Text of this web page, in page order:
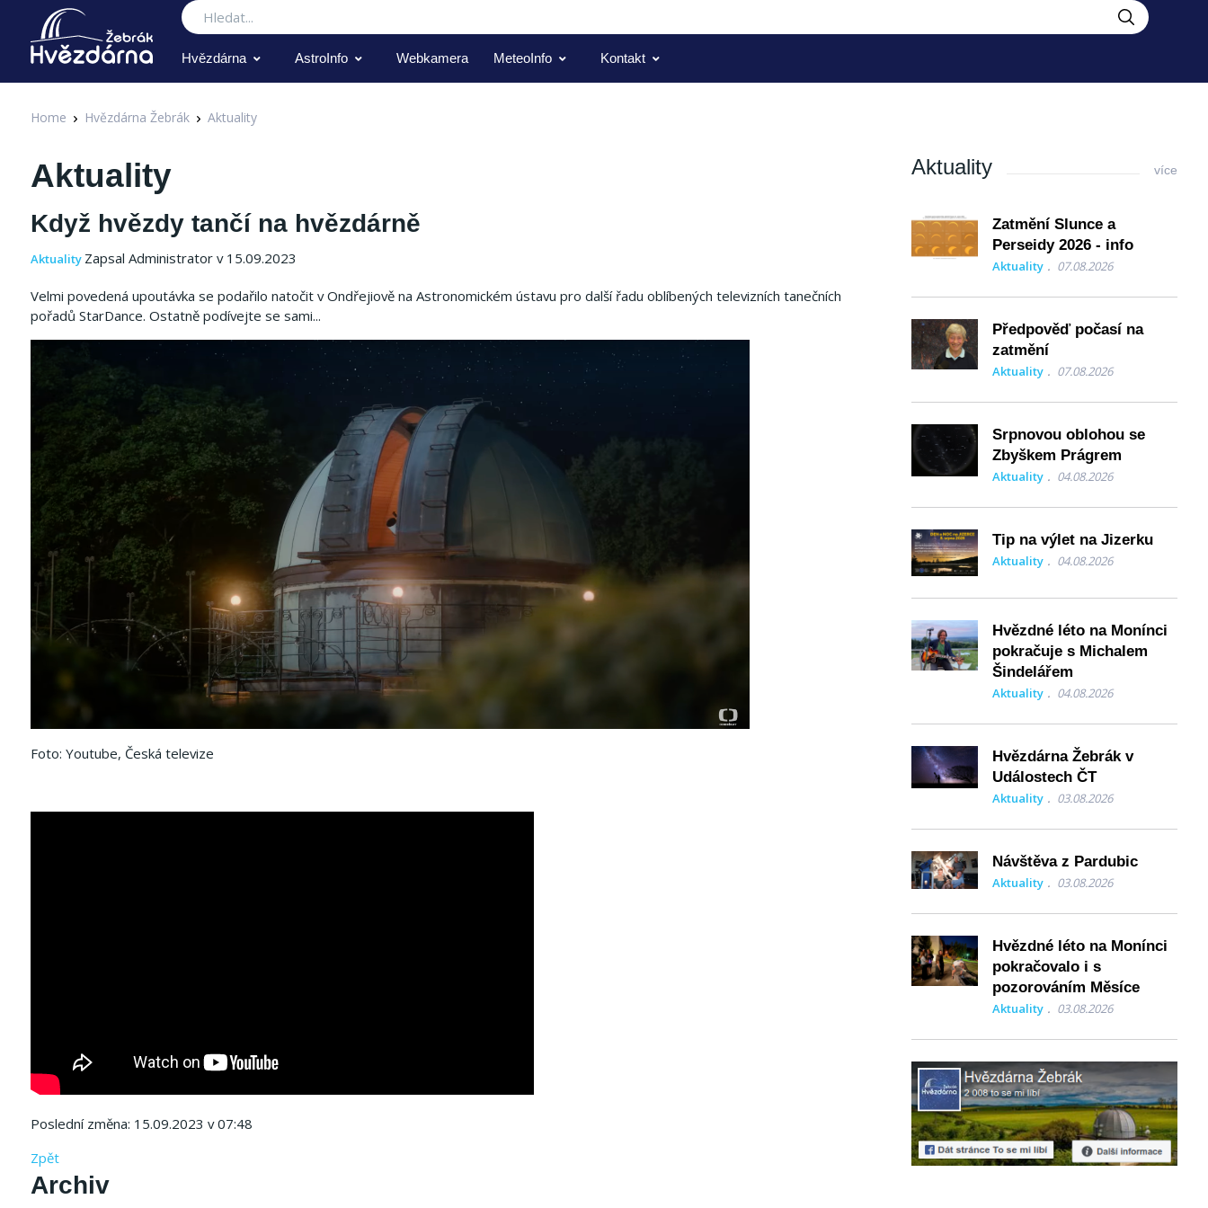
Hledat
Hvězdárna AstroInfo Webkamera MeteoInfo Kontakt
Home Hvězdárna Žebrák Aktuality
Aktuality
Když hvězdy tančí na hvězdárně
Aktuality Zapsal Administrator v 15.09.2023
Velmi povedená upoutávka se podařilo natočit v Ondřejiově na Astronomickém ústavu pro další řadu oblíbených televizních tanečních
pořadů StarDance. Ostatně podívejte se sami...
Foto: Youtube, Česká televize
Poslední změna: 15.09.2023 v 07:48
Zpět
Archiv
Aktuality více
Zatmění Slunce a
Perseidy 2026 - info
Aktuality 07.08.2026
Předpověď počasí na
zatmění
Aktuality 07.08.2026
Srpnovou oblohou se
Zbyškem Prágrem
Aktuality 04.08.2026
Tip na výlet na Jizerku
Aktuality 04.08.2026
Hvězdné léto na Monínci
pokračuje s Michalem
Šindelářem
Aktuality 04.08.2026
Hvězdárna Žebrák v
Událostech ČT
Aktuality 03.08.2026
Návštěva z Pardubic
Aktuality 03.08.2026
Hvězdné léto na Monínci
pokračovalo i s
pozorováním Měsíce
Aktuality 03.08.2026